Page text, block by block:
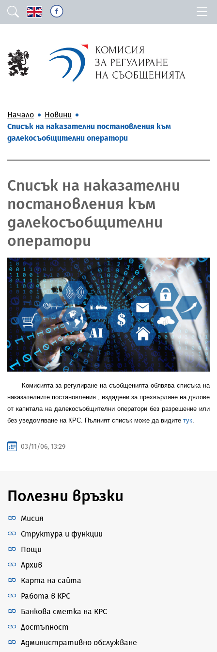
Начало
Новини
Списък на наказателни постановления към
далекосъобщителни оператори
Списък на наказателни
постановления към
далекосъобщителни
оператори
Комисията за регулиране на съобщенията обявява списъка на
наказателните постановления , издадени за прехвърляне на дялове
от капитала на далекосъобщителни оператори без разрешение или
без уведомяване на КРС. Пълният списък може да видите тук.
03/11/06, 13:29
Полезни връзки
Мисия
Структура и функции
Пощи
Архив
Карта на сайта
Работа в КРС
Банкова сметка на КРС
Достъпност
Административно обслужване